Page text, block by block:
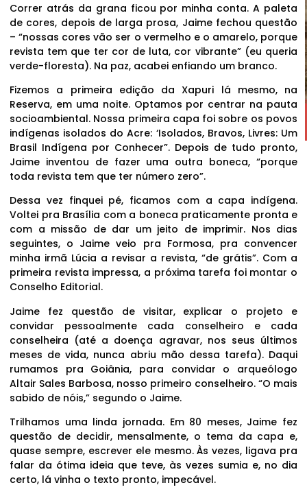
Correr atrás da grana ficou por minha conta. A paleta
de cores, depois de larga prosa, Jaime fechou questão
– “nossas cores vão ser o vermelho e o amarelo, porque
revista tem que ter cor de luta, cor vibrante” (eu queria
verde-floresta). Na paz, acabei enfiando um branco.
Fizemos a primeira edição da Xapuri lá mesmo, na
Reserva, em uma noite. Optamos por centrar na pauta
socioambiental. Nossa primeira capa foi sobre os povos
indígenas isolados do Acre: ‘Isolados, Bravos, Livres: Um
Brasil Indígena por Conhecer”. Depois de tudo pronto,
Jaime inventou de fazer uma outra boneca, “porque
toda revista tem que ter número zero”.
Dessa vez finquei pé, ficamos com a capa indígena.
Voltei pra Brasília com a boneca praticamente pronta e
com a missão de dar um jeito de imprimir. Nos dias
seguintes, o Jaime veio pra Formosa, pra convencer
minha irmã Lúcia a revisar a revista, “de grátis”. Com a
primeira revista impressa, a próxima tarefa foi montar o
Conselho Editorial.
Jaime fez questão de visitar, explicar o projeto e
convidar pessoalmente cada conselheiro e cada
conselheira (até a doença agravar, nos seus últimos
meses de vida, nunca abriu mão dessa tarefa). Daqui
rumamos pra Goiânia, para convidar o arqueólogo
Altair Sales Barbosa, nosso primeiro conselheiro. “O mais
sabido de nóis,” segundo o Jaime.
Trilhamos uma linda jornada. Em 80 meses, Jaime fez
questão de decidir, mensalmente, o tema da capa e,
quase sempre, escrever ele mesmo. Às vezes, ligava pra
falar da ótima ideia que teve, às vezes sumia e, no dia
certo, lá vinha o texto pronto, impecável.